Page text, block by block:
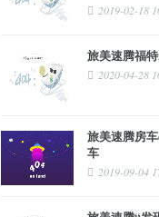
2019-02-18
旅美速腾福
2020-04-28
旅美速腾房
车
2019-09-04